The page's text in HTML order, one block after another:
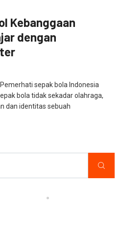
Kebanggaan
dengan
sepak bola Indonesia
bola tidak sekadar olahraga,
dan identitas sebuah